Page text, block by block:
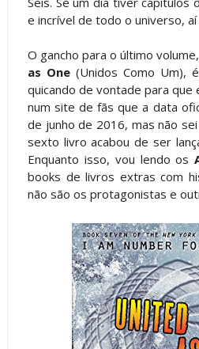
e incrível de todo o universo,
O gancho para o último
as One(Unidos Como Um),
quicando de vontade para que
num site de fãs que a data
de junho de 2016, mas não
sexto livro acabou de ser
Enquanto isso, vou lendo os
books de livros extras com
não são os protagonistas e